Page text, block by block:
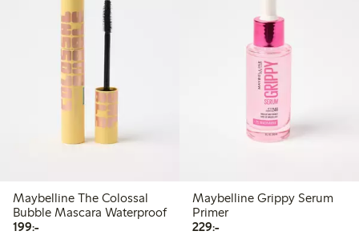
Maybelline The Colossal
Bubble Mascara Waterproof
199:-199,00 kr
Maybelline Grippy Serum
Primer
229:-229,00 kr